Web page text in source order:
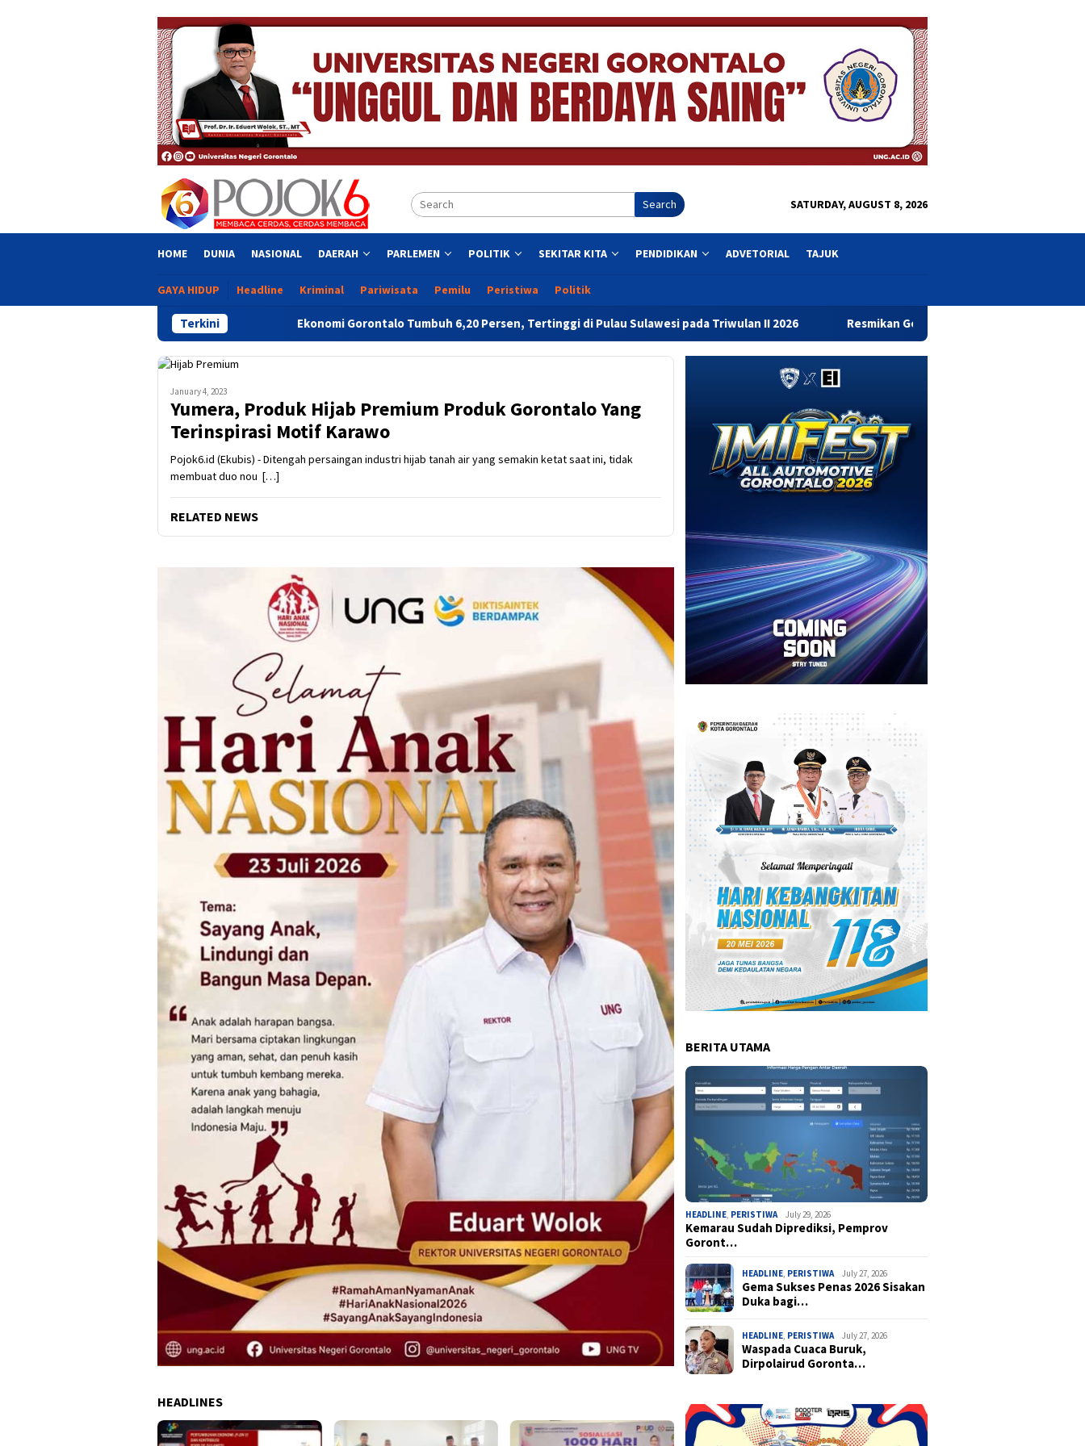
Search SATURDAY, AUGUST 8, 2026
HOME DUNIA NASIONAL DAERAH PARLEMEN POLITIK SEKITAR KITA PENDIDIKAN ADVETORIAL TAJUK
GAYA HIDUP Headline Kriminal Pariwisata Pemilu Peristiwa Politik
Terkini
Ekonomi Gorontalo Tumbuh 6,20 Persen, Tertinggi di Pulau Sulawesi pada Triwulan II 2026 Resmikan Gedung Baru Bahrul Ulum, Wagub Idah Dorong
January 4, 2023
Yumera, Produk Hijab Premium Produk Gorontalo Yang
Terinspirasi Motif Karawo
Pojok6.id (Ekubis) - Ditengah persaingan industri hijab tanah air yang semakin ketat saat ini, tidak
membuat duo nou […]
RELATED NEWS
HEADLINES
BERITA UTAMA
HEADLINE, PERISTIWA July 29, 2026
Kemarau Sudah Diprediksi, Pemprov
Goront…
HEADLINE, PERISTIWA July 27, 2026
Gema Sukses Penas 2026 Sisakan
Duka bagi…
HEADLINE, PERISTIWA July 27, 2026
Waspada Cuaca Buruk,
Dirpolairud Goronta…